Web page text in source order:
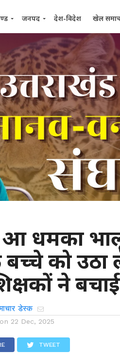
जनपद देश-विदेश खेल
धमका
को उठा
ने
डेस्क
22 Dec, 2025
TWEET